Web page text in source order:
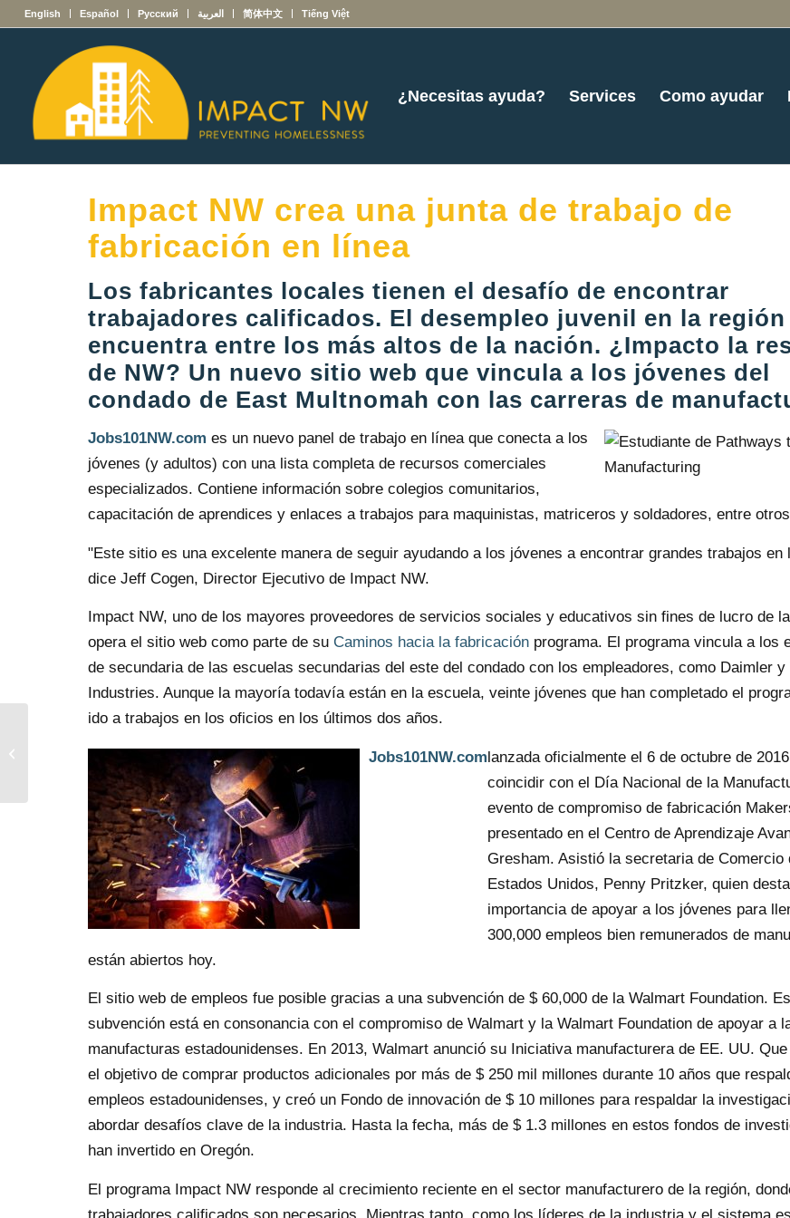
English Español Русский العربية 简体中文 Tiếng Việt
¿Necesitas ayuda? Services Como ayudar
Impact NW crea una junta de trabajo de
fabricación en línea
Los fabricantes locales tienen el desafío de encontrar
trabajadores calificados. El desempleo juvenil en la región
encuentra entre los más altos de la nación. ¿Impacto la
de NW? Un nuevo sitio web que vincula a los jóvenes del
condado de East Multnomah con las carreras de
Jobs101NW.com es un nuevo panel de trabajo en línea que conecta a los
jóvenes (y adultos) con una lista completa de recursos comerciales
especializados. Contiene información sobre colegios comunitarios,
capacitación de aprendices y enlaces a trabajos para maquinistas, matriceros y soldadores, entre
"Este sitio es una excelente manera de seguir ayudando a los jóvenes a encontrar grandes trabajos en
dice Jeff Cogen, Director Ejecutivo de Impact NW.
Impact NW, uno de los mayores proveedores de servicios sociales y educativos sin fines de lucro de
opera el sitio web como parte de su Caminos hacia la fabricación programa. El programa vincula a los
de secundaria de las escuelas secundarias del este del condado con los empleadores, como Daimler y
Industries. Aunque la mayoría todavía están en la escuela, veinte jóvenes que han completado el
ido a trabajos en los oficios en los últimos dos años.
Jobs101NW.comlanzada oficialmente el 6 de octubre de
coincidir con el Día Nacional de la
evento de compromiso de fabricación
presentado en el Centro de Aprendizaje
Gresham. Asistió la secretaria de Comercio
Estados Unidos, Penny Pritzker, quien
importancia de apoyar a los jóvenes para
300,000 empleos bien remunerados de
están abiertos hoy.
El sitio web de empleos fue posible gracias a una subvención de $ 60,000 de la Walmart Foundation.
subvención está en consonancia con el compromiso de Walmart y la Walmart Foundation de apoyar a
manufacturas estadounidenses. En 2013, Walmart anunció su Iniciativa manufacturera de EE. UU.
el objetivo de comprar productos adicionales por más de $ 250 mil millones durante 10 años que
empleos estadounidenses, y creó un Fondo de innovación de $ 10 millones para respaldar la
abordar desafíos clave de la industria. Hasta la fecha, más de $ 1.3 millones en estos fondos de
han invertido en Oregón.
El programa Impact NW responde al crecimiento reciente en el sector manufacturero de la región,
trabajadores calificados son necesarios. Mientras tanto, como los líderes de la industria y el sistema